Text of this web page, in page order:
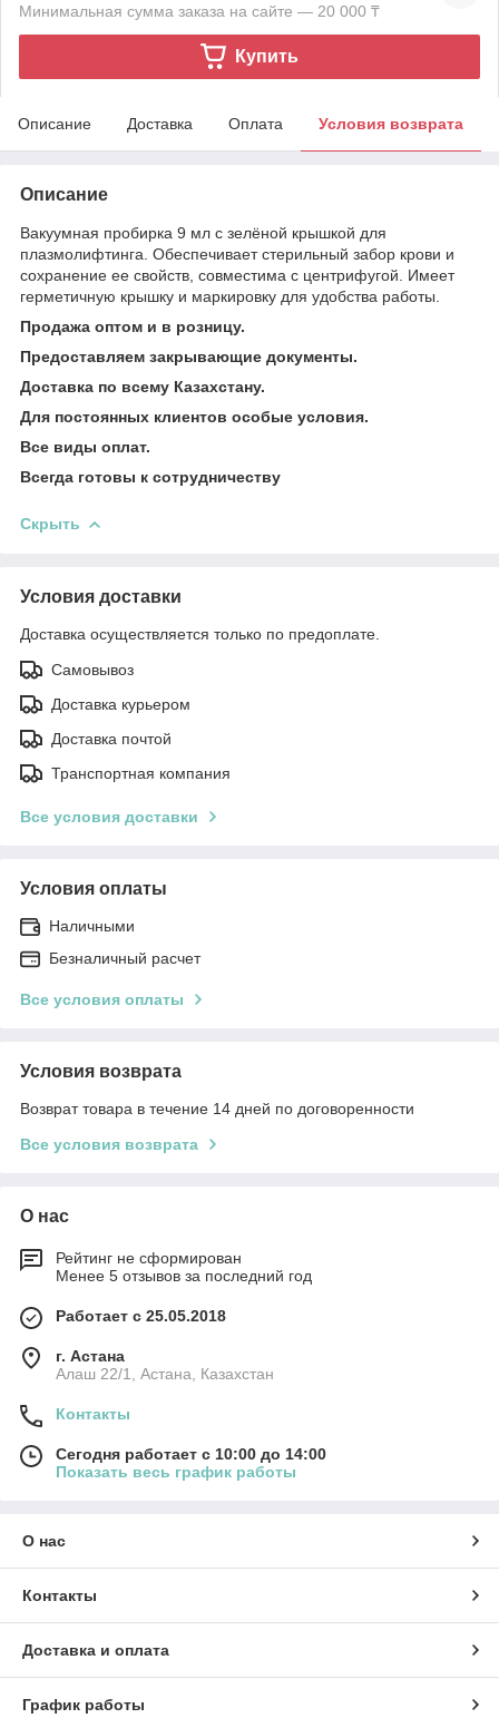
Минимальная сумма заказа на сайте — 20 000 ₸
Купить
Описание Доставка Оплата Условия возврата
Описание
Вакуумная пробирка 9 мл с зелёной крышкой для
плазмолифтинга. Обеспечивает стерильный забор крови и
сохранение ее свойств, совместима с центрифугой. Имеет
герметичную крышку и маркировку для удобства работы.
Продажа оптом и в розницу.
Предоставляем закрывающие документы.
Доставка по всему Казахстану.
Для постоянных клиентов особые условия.
Все виды оплат.
Всегда готовы к сотрудничеству
Скрыть
Условия доставки
Доставка осуществляется только по предоплате.
Самовывоз
Доставка курьером
Доставка почтой
Транспортная компания
Все условия доставки
Условия оплаты
Наличными
Безналичный расчет
Все условия оплаты
Условия возврата
Возврат товара в течение 14 дней по договоренности
Все условия возврата
О нас
Рейтинг не сформирован
Менее 5 отзывов за последний год
Работает с 25.05.2018
г. Астана
Алаш 22/1, Астана, Казахстан
Контакты
Сегодня работает с 10:00 до 14:00
Показать весь график работы
О нас
Контакты
Доставка и оплата
График работы